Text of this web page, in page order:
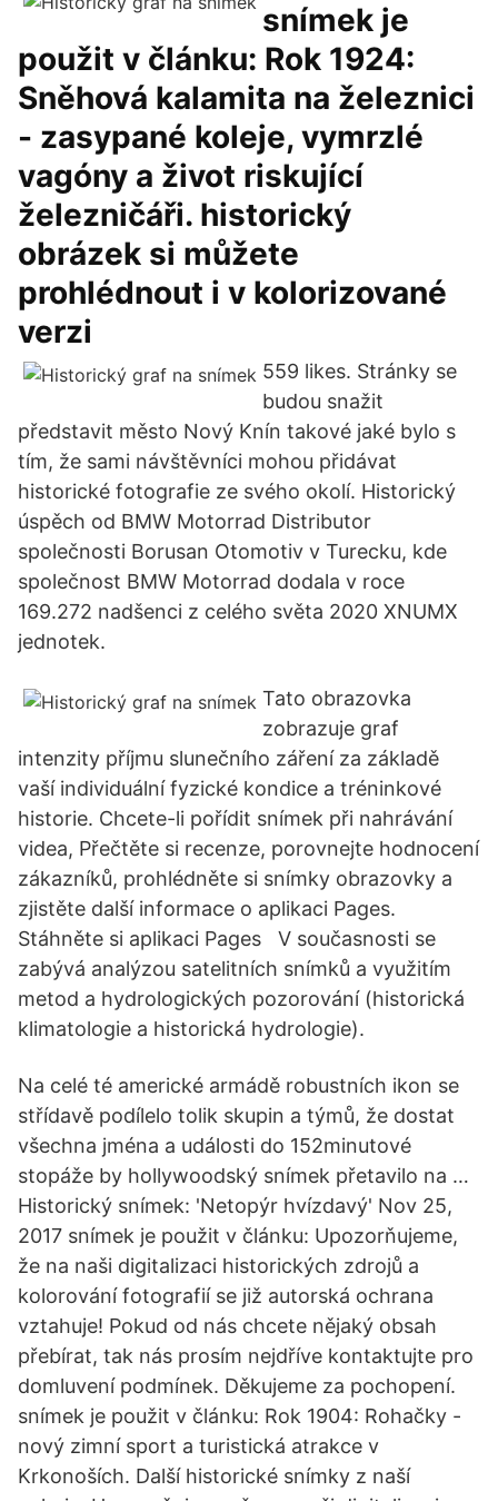
snímek je
použit v článku: Rok 1924:
Sněhová kalamita na železnici
- zasypané koleje, vymrzlé
vagóny a život riskující
železničáři. historický
obrázek si můžete
prohlédnout i v kolorizované
verzi
559 likes. Stránky se
budou snažit
představit město Nový Knín takové jaké bylo s
tím, že sami návštěvníci mohou přidávat
historické fotografie ze svého okolí. Historický
úspěch od BMW Motorrad Distributor
společnosti Borusan Otomotiv v Turecku, kde
společnost BMW Motorrad dodala v roce
169.272 nadšenci z celého světa 2020 XNUMX
jednotek.
Tato obrazovka
zobrazuje graf
intenzity příjmu slunečního záření za základě
vaší individuální fyzické kondice a tréninkové
historie. Chcete-li pořídit snímek při nahrávání
videa, Přečtěte si recenze, porovnejte hodnocení
zákazníků, prohlédněte si snímky obrazovky a
zjistěte další informace o aplikaci Pages.
Stáhněte si aplikaci Pages V současnosti se
zabývá analýzou satelitních snímků a využitím
metod a hydrologických pozorování (historická
klimatologie a historická hydrologie).
Na celé té americké armádě robustních ikon se
střídavě podílelo tolik skupin a týmů, že dostat
všechna jména a události do 152minutové
stopáže by hollywoodský snímek přetavilo na …
Historický snímek: 'Netopýr hvízdavý' Nov 25,
2017 snímek je použit v článku: Upozorňujeme,
že na naši digitalizaci historických zdrojů a
kolorování fotografií se již autorská ochrana
vztahuje! Pokud od nás chcete nějaký obsah
přebírat, tak nás prosím nejdříve kontaktujte pro
domluvení podmínek. Děkujeme za pochopení.
snímek je použit v článku: Rok 1904: Rohačky -
nový zimní sport a turistická atrakce v
Krkonoších. Další historické snímky z naší